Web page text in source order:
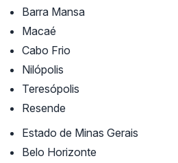
Barra Mansa
Macaé
Cabo Frio
Nilópolis
Teresópolis
Resende
Estado de Minas Gerais
Belo Horizonte